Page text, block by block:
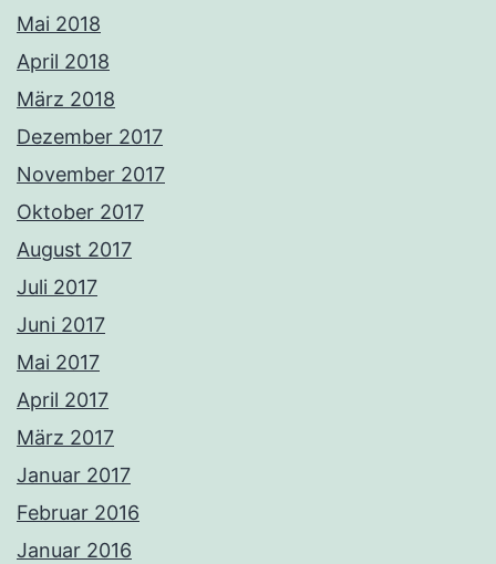
Mai 2018
April 2018
März 2018
Dezember 2017
November 2017
Oktober 2017
August 2017
Juli 2017
Juni 2017
Mai 2017
April 2017
März 2017
Januar 2017
Februar 2016
Januar 2016